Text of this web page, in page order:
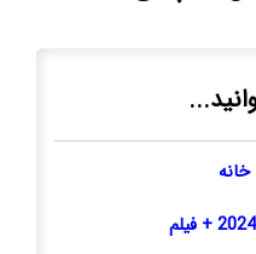
خانه